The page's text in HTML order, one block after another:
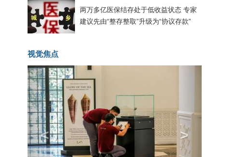
两万多亿医保结存处于低收益状态 专家
建议先由“整存整取”升级为“协议存款”
视觉焦点
坐上火车看老挝
< >